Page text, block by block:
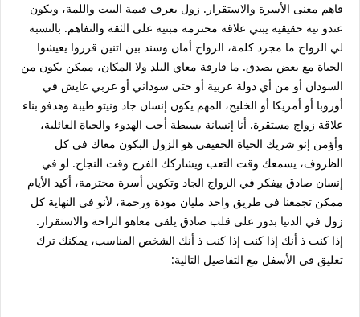
فاهم معنى الأسرة والاستقرار. زول يعرف قيمة البيت واللمة، ويكون
عندو نية حقيقية يبني علاقة محترمة مبنية على الثقة والتفاهم. بالنسبة
لي الزواج ما مجرد كلمة، الزواج أمان وسند بين اتنين قرروا يعيشوا
الحياة مع بعض بصدق. ما فارقة معاي البلد ولا المكان، ممكن يكون من
السودان أو من أي دولة عربية أو حتى سوداني أو عربي عايش في
أوروبا أو أمريكا أو الخليج، المهم يكون إنسان جاد ونيتو طيبة وهدفو بناء
علاقة زواج مستقرة. أنا إنسانة بسيطة أحب الهدوء والحياة العائلية،
وأؤمن إنو شريك الحياة الحقيقي هو الزول البكون معاك في كل
الظروف، يسمعك وقت التعب ويشاركك الفرح وقت النجاح. لو في
إنسان صادق بيفكر في الزواج الجاد وتكوين أسرة محترمة، أكيد الأيام
ممكن تجمعنا في طريق واحد مليان مودة ورحمة، لأنو في النهاية كل
زول في الدنيا بدور على قلب صادق يلقى معاهو الراحة والاستقرار.
إذا كنت ذ أنك إذا كنت إذا كنت ذ أنك الشخص المناسب، يمكنك ترك
تعليق في الأسفل مع التفاصيل التالية: